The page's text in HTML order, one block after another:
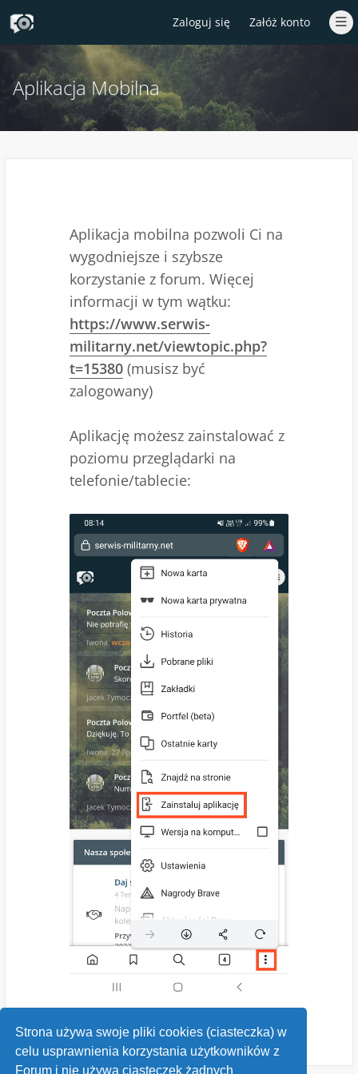
Strona używa swoje pliki cookies (ciasteczka) w
celu usprawnienia korzystania użytkowników z
Forum i nie używa ciasteczek żadnych
Zaloguj się Załóż konto
Aplikacja Mobilna
Aplikacja mobilna pozwoli Ci na
wygodniejsze i szybsze
korzystanie z forum. Więcej
informacji w tym wątku:
https://www.serwis-
militarny.net/viewtopic.php?
t=15380 (musisz być
zalogowany)
Aplikację możesz zainstalować z
poziomu przeglądarki na
telefonie/tablecie: